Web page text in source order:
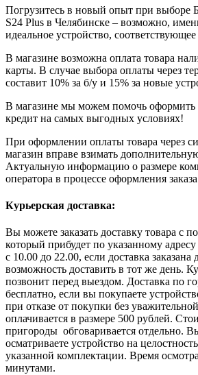
Погрузитесь в новый опыт при выборе
S24 Plus в Челябинске – возможно,
идеальное устройство,
В магазине возможна оплата товара
карты. В случае выбора оплаты через
составит 10% за б/у и 15% за новые
В магазине мы можем помочь оформить
кредит на самых выгодных условиях!
При оформлении оплаты товара через
магазин вправе взимать
Актуальную информацию о размере
оператора в процессе оформления
Курьерская доставка:
Вы можете заказать доставку товара с
который прибудет по указанному
с 10.00 до 22.00, если доставка заказана
возможность доставить в тот же день.
позвонит перед выездом. Доставка по
бесплатно, если вы покупаете
при отказе от покупки без
оплачивается в размере 500 рублей.
пригороды обговаривается отдельно.
осматриваете устройство на
указанной комплектации. Время
минутами.